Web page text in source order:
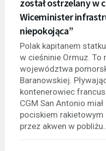
został ostrzelany w
Wiceminister
niepokojąca”
Polak kapitanem
w cieśninie Ormuz. To
województwa
Baranowskiej.
kontenerowiec
CGM San Antonio
pociskiem rakietowym
przez akwen w pobliżu...